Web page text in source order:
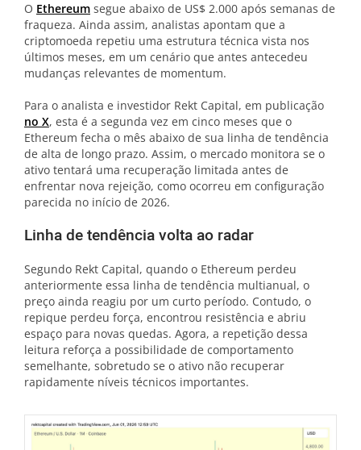
O Ethereum segue abaixo de US$ 2.000 após semanas de
fraqueza. Ainda assim, analistas apontam que a
criptomoeda repetiu uma estrutura técnica vista nos
últimos meses, em um cenário que antes antecedeu
mudanças relevantes de momentum.
Para o analista e investidor Rekt Capital, em publicação
no X, esta é a segunda vez em cinco meses que o
Ethereum fecha o mês abaixo de sua linha de tendência
de alta de longo prazo. Assim, o mercado monitora se o
ativo tentará uma recuperação limitada antes de
enfrentar nova rejeição, como ocorreu em configuração
parecida no início de 2026.
Linha de tendência volta ao radar
Segundo Rekt Capital, quando o Ethereum perdeu
anteriormente essa linha de tendência multianual, o
preço ainda reagiu por um curto período. Contudo, o
repique perdeu força, encontrou resistência e abriu
espaço para novas quedas. Agora, a repetição dessa
leitura reforça a possibilidade de comportamento
semelhante, sobretudo se o ativo não recuperar
rapidamente níveis técnicos importantes.